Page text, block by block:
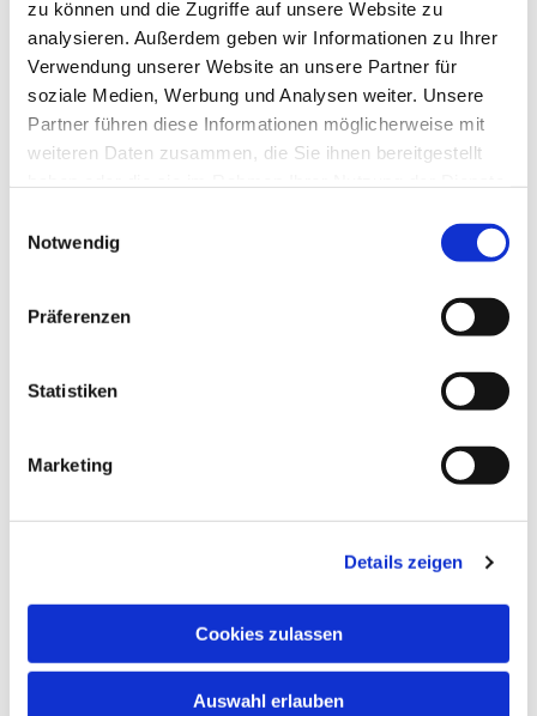
zu können und die Zugriffe auf unsere Website zu
analysieren. Außerdem geben wir Informationen zu Ihrer
Verwendung unserer Website an unsere Partner für
soziale Medien, Werbung und Analysen weiter. Unsere
Partner führen diese Informationen möglicherweise mit
weiteren Daten zusammen, die Sie ihnen bereitgestellt
Notwendig
Präferenzen
Statistiken
Marketing
Details zeigen
Cookies zulassen
Auswahl erlauben
Ev. Gesamtkirchengemeinde Zehlendorf-Süd
kontakt@evkirchezehlendorfsued.de